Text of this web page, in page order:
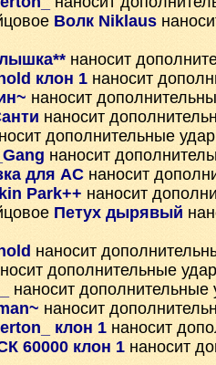
Волк Niklaus
наносит
клон 1 наносит
наносит
наносит
дополнительные
наносит
для АС наносит
Park++ наносит
Петух дырявый
наносит
дополнительные
наносит дополнительные
наносит
клон 1 наносит
60000 клон 1 наносит